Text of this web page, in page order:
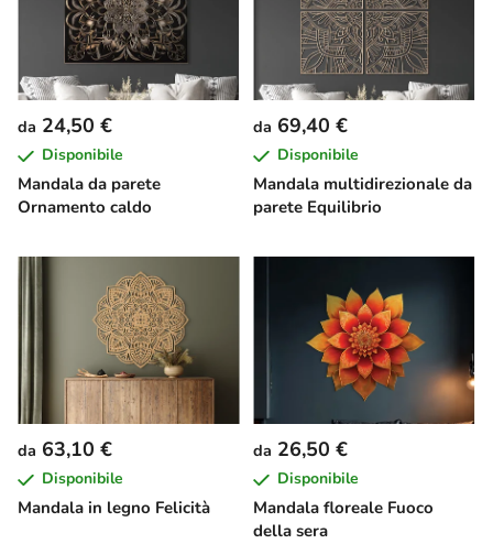
Mandala da parete
Ornamento caldo
da 24,50 €
Disponibile
Mandala multidirezionale da
parete Equilibrio
da 69,40 €
Disponibile
Mandala in legno Felicità
da 63,10 €
Disponibile
Mandala floreale Fuoco
della sera
da 26,50 €
Disponibile